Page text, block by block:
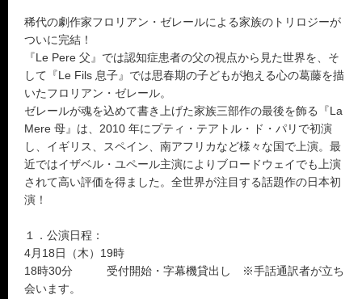
稀代の劇作家フロリアン・ゼレールによる家族のトリロジーが
ついに完結！
『Le Pere 父』では認知症患者の父の視点から見た世界を、そ
して『Le Fils 息子』では思春期の子どもが抱える心の葛藤を描
いたフロリアン・ゼレール。
ゼレールが魂を込めて書き上げた家族三部作の最後を飾る『La
Mere 母』は、2010 年にプティ・テアトル・ド・パリで初演
し、イギリス、スペイン、南アフリカなど様々な国で上演。最
近ではイザベル・ユペール主演によりブロードウェイでも上演
されて高い評価を得ました。全世界が注目する話題作の日本初
演！
１．公演日程：
4月18日（木）19時
18時30分 受付開始・字幕機貸出し ※手話通訳者が立ち
会います。